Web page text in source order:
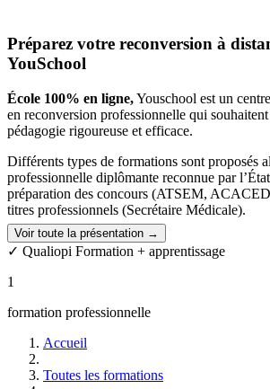
Préparez votre reconversion à
YouSchool
École 100% en ligne,Youschool est un
en reconversion professionnelle qui
pédagogie rigoureuse et efficace.
Différents types de formations sont proposés
professionnelle diplômante reconnue par
préparation des concours (ATSEM,
titres professionnels (Secrétaire Médicale).
Apprenez un nouveau métier grâce
Grâce à la formation à distance, suivez un
L’intégralité des vidéos complémentaires
Voir toute la présentation →
✓ Qualiopi Formation + apprentissage
1
formation professionnelle
Accueil
Toutes les formations